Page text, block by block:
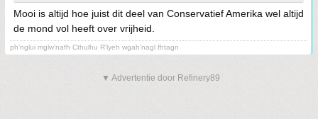
Mooi is altijd hoe juist dit deel van Conservatief Amerika wel altijd
de mond vol heeft over vrijheid.
ph'nglui mglw'nafh Cthulhu R'lyeh wgah'nagl fhtagn
▼ Advertentie door Refinery89